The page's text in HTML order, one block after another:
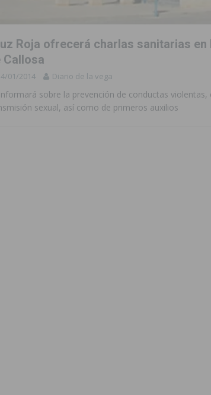
mejora la accesibilidad de las aceras del entorno del CEIP
adicionales al CEIP nº 2 de Catral dentro del Plan Edificant
un grupo criminal especializado en el robo de vehículos de
con la contratación de 55 personas desempleadas a través
Roja ofrecerá charlas sanitarias
Callosa
01/2014 Diario de la vega
sobre la prevención de conductas violentas,
sexual, así como de primeros auxilios